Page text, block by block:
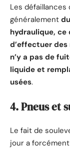
Les défaillances
généralement
hydraulique, ce
d’effectuer
n’y a pas de
liquide et
usées.
4. Pneus et
Le fait de
jour a forcément